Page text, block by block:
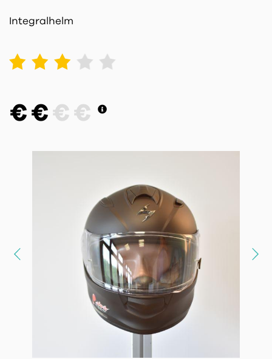
Integralhelm
2 3 4 5
€ € € €